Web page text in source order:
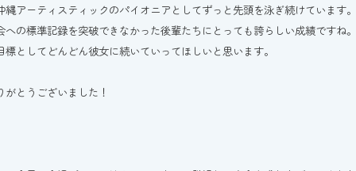
縄アーティスティックのパイオニアとしてずっと先頭を泳ぎ続けています。
への標準記録を突破できなかった後輩たちにとっても誇らしい成績ですね。
標としてどんどん彼女に続いていってほしいと思います。
がとうございました！